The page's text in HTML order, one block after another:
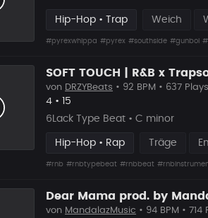
Hip-Hop • Trap Weich
#pyrexwhippa #pyrex #southside #gunboi
SOFT TOUCH | R&B x
von DRZYBeats • 92 BPM • 637 Plays
Likes
4 • Vorgeschlagen
15
6Lack Type Beat • C minor
Hip-Hop • Rap Träge
#rnb #rnbtypebeat #rnbbeat
Dear Mama prod. by
von MandalazMusic • 94 BPM • 714